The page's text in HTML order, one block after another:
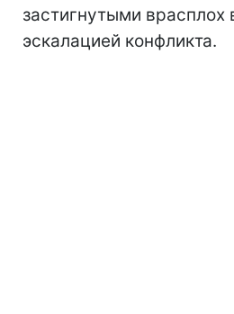
застигнутыми врасплох
эскалацией конфликта.